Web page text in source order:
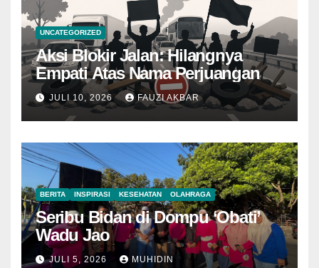
UNCATEGORIZED
Aksi Blokir Jalan: Hilangnya
Empati Atas Nama Perjuangan
JULI 10, 2026 FAUZI AKBAR
BERITA INSPIRASI KESEHATAN OLAHRAGA
Seribu Bidan di Dompu ‘Obati’
Wadu Jao
JULI 5, 2026 MUHIDIN